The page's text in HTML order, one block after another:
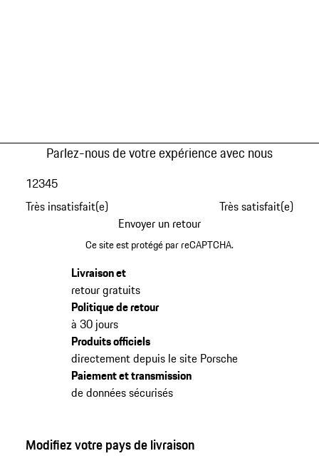
Parlez-nous de votre expérience avec nous
Très insatisfait(e)
12345
Très satisfait(e)
Envoyer un retour
Ce site est protégé par reCAPTCHA.
Livraison et
retour gratuits
Politique de retour
à 30 jours
Produits officiels
directement depuis le site Porsche
Paiement et transmission
de données sécurisés
Modifiez votre pays de livraison